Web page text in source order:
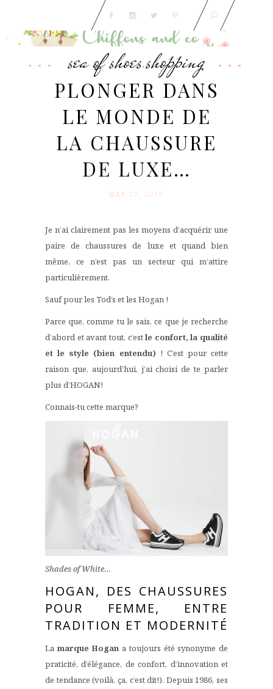
sea of shoes,shopping
PLONGER DANS
LE MONDE DE
LA CHAUSSURE
DE LUXE…
MAR 27. 2018
Je n’ai clairement pas les moyens d’acquérir une
paire de chaussures de luxe et quand bien
même, ce n’est pas un secteur qui m’attire
particulièrement.
Sauf pour les Tod’s et les Hogan !
Parce que, comme tu le sais, ce que je recherche
d’abord et avant tout, c’estle confort, la qualité
et le style (bien entendu) ! C’est pour cette
raison que, aujourd’hui, j’ai choisi de te parler
plus d’HOGAN!
Connais-tu cette marque?
Shades of White…
HOGAN, DES CHAUSSURES
POUR FEMME, ENTRE
TRADITION ET MODERNITÉ
La marque Hogan a toujours été synonyme de
praticité, d’élégance, de confort, d’innovation et
de tendance (voilà, ça, c’est dit!). Depuis 1986, ses